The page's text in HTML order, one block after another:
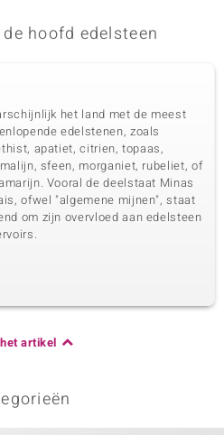
hoofd edelsteen
het land met de meest
edelstenen, zoals
apatiet, citrien, topaas,
sfeen, morganiet, rubeliet, of
Vooral de deelstaat Minas
ofwel "algemene mijnen", staat
om zijn overvloed aan edelsteen
artikel